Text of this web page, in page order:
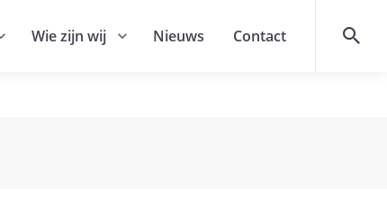
Wie zijn wij Nieuws Contact